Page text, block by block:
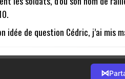
idée de question Cédric, j’ai mis
⋈